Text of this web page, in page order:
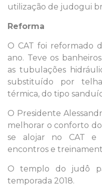
utilização de judogui
Reforma
O CAT foi reformado
ano. Teve os
as tubulações
substituído por
térmica, do tipo
O Presidente
melhorar o conforto
se alojar no CAT e
encontros e
O templo do judô
temporada 2018.